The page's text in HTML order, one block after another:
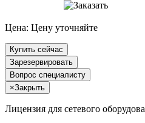
Цена: Цену уточняйте
Купить сейчас
Зарезервировать
Вопрос специалисту
×Закрыть
Лицензия для сетевого